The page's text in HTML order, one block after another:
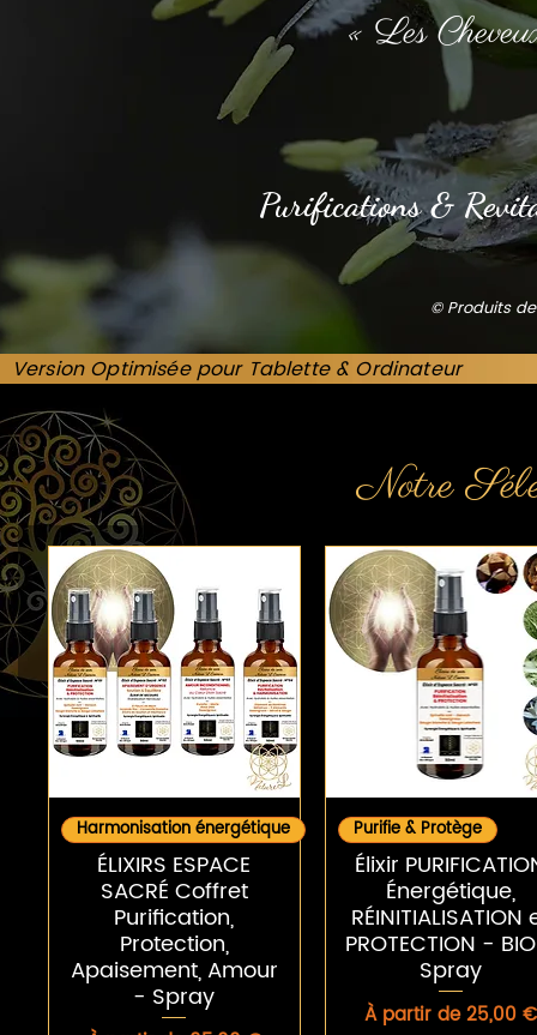
© Produits
Purifications &
« Les
Version Optimisée pour Tablette & Ordinateur
Notre
Aperçu rapide
Harmonisation énergétique
ÉLIXIRS ESPACE
SACRÉ Coffret
Purification,
Protection,
Apaisement, Amour
- Spray
Aperçu rapide
Purifie & Protège
Élixir
Énergétique,
RÉINITIALISATION
PROTECTION -
Spray
À partir de25,00 €
Prix promotionnel